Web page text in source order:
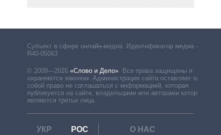
Субъект в сфере онлайн-медиа. Идентификатор медиа –
R40-05063
© 2009—2026 «Слово и Дело» Все права защищены и
охраняются законом. Администрация сайта оставляет за
собой право не соглашаться с информацией, которая
публикуется на сайте, владельцами или авторами которой
являются третьи лица.
УКР РОС
О НАС